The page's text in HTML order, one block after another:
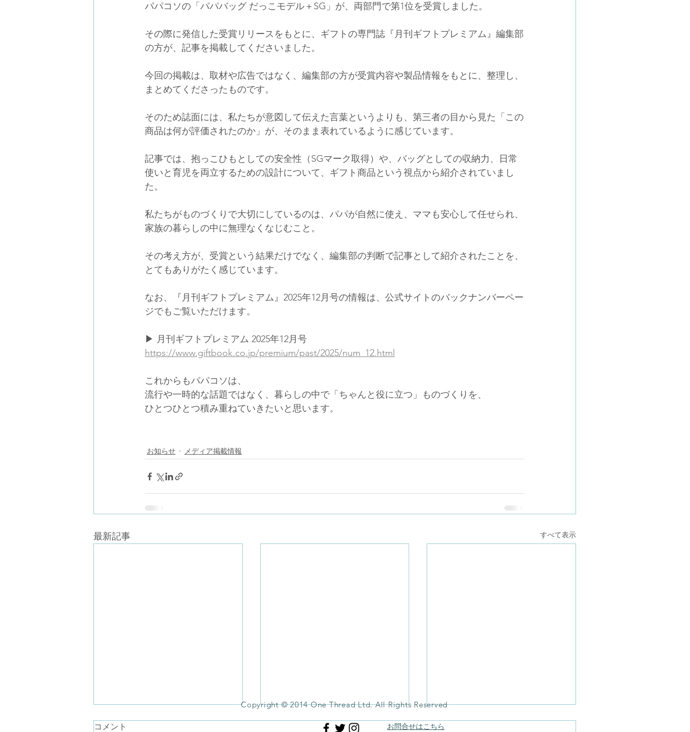
パパコソの「パパバッグ だっこモデル＋SG」が、両部門で第1位を受賞しました。
その際に発信した受賞リリースをもとに、ギフトの専門誌『月刊ギフトプレミアム』編集部
の方が、記事を掲載してくださいました。
今回の掲載は、取材や広告ではなく、編集部の方が受賞内容や製品情報をもとに、整理し、
まとめてくださったものです。
そのため誌面には、私たちが意図して伝えた言葉というよりも、第三者の目から見た「この
商品は何が評価されたのか」が、そのまま表れているように感じています。
記事では、抱っこひもとしての安全性（SGマーク取得）や、バッグとしての収納力、日常
使いと育児を両立するための設計について、ギフト商品という視点から紹介されていまし
た。
私たちがものづくりで大切にしているのは、パパが自然に使え、ママも安心して任せられ、
家族の暮らしの中に無理なくなじむこと。
その考え方が、受賞という結果だけでなく、編集部の判断で記事として紹介されたことを、
とてもありがたく感じています。
なお、『月刊ギフトプレミアム』2025年12月号の情報は、公式サイトのバックナンバーペー
ジでもご覧いただけます。
▶ 月刊ギフトプレミアム 2025年12月号
https://www.giftbook.co.jp/premium/past/2025/num_12.html
これからもパパコソは、
流行や一時的な話題ではなく、暮らしの中で「ちゃんと役に立つ」ものづくりを、
ひとつひとつ積み重ねていきたいと思います。
お知らせ メディア掲載情報
最新記事 すべて表示
コメント
Copyright © 2014 One Thread Ltd. All Rights Reserved
お問合せはこちら